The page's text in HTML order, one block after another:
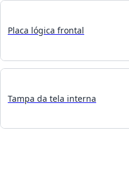
Placa lógica frontal
Tampa da tela interna